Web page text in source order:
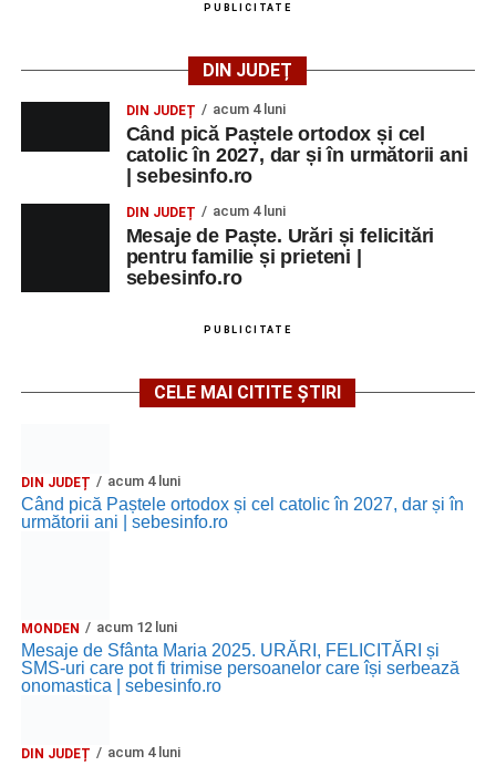
PUBLICITATE
DIN JUDEȚ
DIN JUDEȚ acum 4 luni
Când pică Paștele ortodox și cel
catolic în 2027, dar și în următorii ani
| sebesinfo.ro
DIN JUDEȚ acum 4 luni
Mesaje de Paște. Urări și felicitări
pentru familie și prieteni |
sebesinfo.ro
PUBLICITATE
CELE MAI CITITE ȘTIRI
DIN JUDEȚ acum 4 luni
Când pică Paștele ortodox și cel catolic în 2027, dar și în
următorii ani | sebesinfo.ro
MONDEN acum 12 luni
Mesaje de Sfânta Maria 2025. URĂRI, FELICITĂRI și
SMS-uri care pot fi trimise persoanelor care își serbează
onomastica | sebesinfo.ro
DIN JUDEȚ acum 4 luni